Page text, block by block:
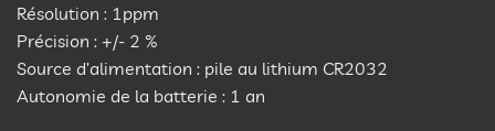
Résolution : 1ppm
Précision : +/- 2 %
Source d’alimentation : pile au lithium CR2032
Autonomie de la batterie : 1 an